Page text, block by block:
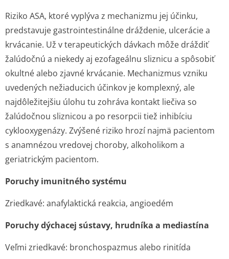
Riziko ASA, ktoré vyplýva z mechanizmu jej účinku,
predstavuje gastrointestinálne dráždenie, ulcerácie a
krvácanie. Už v terapeutických dávkach môže dráždiť
žalúdočnú a niekedy aj ezofageálnu sliznicu a spôsobiť
okultné alebo zjavné krvácanie. Mechanizmus vzniku
uvedených nežiaducich účinkov je komplexný, ale
najdôležitejšiu úlohu tu zohráva kontakt liečiva so
žalúdočnou sliznicou a po resorpcii tiež inhibíciu
cyklooxygenázy. Zvýšené riziko hrozí najmä pacientom
s anamnézou vredovej choroby, alkoholikom a
geriatrickým pacientom.
Poruchy imunitného systému
Zriedkavé: anafylaktická reakcia, angioedém
Poruchy dýchacej sústavy, hrudníka a mediastína
Veľmi zriedkavé: bronchospazmus alebo rinitída